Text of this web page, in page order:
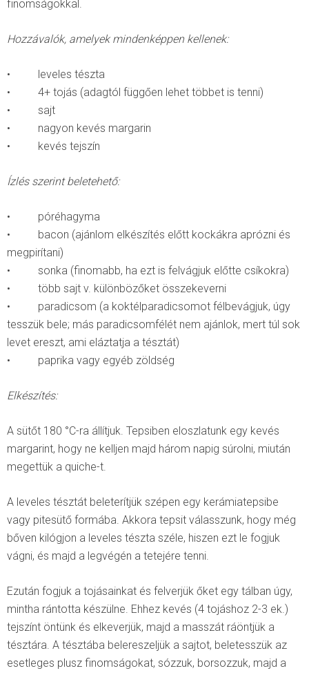
finomságokkal.
Hozzávalók, amelyek mindenképpen kellenek:
• leveles tészta
• 4+ tojás (adagtól függően lehet többet is tenni)
• sajt
• nagyon kevés margarin
• kevés tejszín
Ízlés szerint beletehető:
• póréhagyma
• bacon (ajánlom elkészítés előtt kockákra aprózni és
megpirítani)
• sonka (finomabb, ha ezt is felvágjuk előtte csíkokra)
• több sajt v. különbözőket összekeverni
• paradicsom (a koktélparadicsomot félbevágjuk, úgy
tesszük bele; más paradicsomfélét nem ajánlok, mert túl sok
levet ereszt, ami eláztatja a tésztát)
• paprika vagy egyéb zöldség
Elkészítés:
A sütőt 180 °C-ra állítjuk. Tepsiben eloszlatunk egy kevés
margarint, hogy ne kelljen majd három napig súrolni, miután
megettük a quiche-t.
A leveles tésztát beleterítjük szépen egy kerámiatepsibe
vagy pitesütő formába. Akkora tepsit válasszunk, hogy még
bőven kilógjon a leveles tészta széle, hiszen ezt le fogjuk
vágni, és majd a legvégén a tetejére tenni.
Ezután fogjuk a tojásainkat és felverjük őket egy tálban úgy,
mintha rántotta készülne. Ehhez kevés (4 tojáshoz 2-3 ek.)
tejszínt öntünk és elkeverjük, majd a masszát ráöntjük a
tésztára. A tésztába belereszeljük a sajtot, beletesszük az
esetleges plusz finomságokat, sózzuk, borsozzuk, majd a